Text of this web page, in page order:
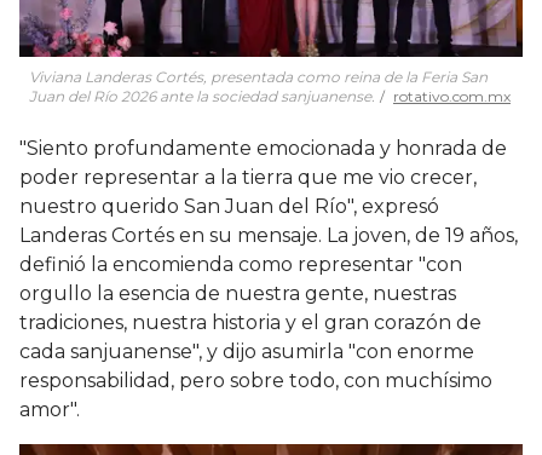
Viviana Landeras Cortés, presentada como reina de la Feria San
Juan del Río 2026 ante la sociedad sanjuanense.
rotativo.com.mx
"Siento profundamente emocionada y honrada de
poder representar a la tierra que me vio crecer,
nuestro querido San Juan del Río", expresó
Landeras Cortés en su mensaje. La joven, de 19 años,
definió la encomienda como representar "con
orgullo la esencia de nuestra gente, nuestras
tradiciones, nuestra historia y el gran corazón de
cada sanjuanense", y dijo asumirla "con enorme
responsabilidad, pero sobre todo, con muchísimo
amor".